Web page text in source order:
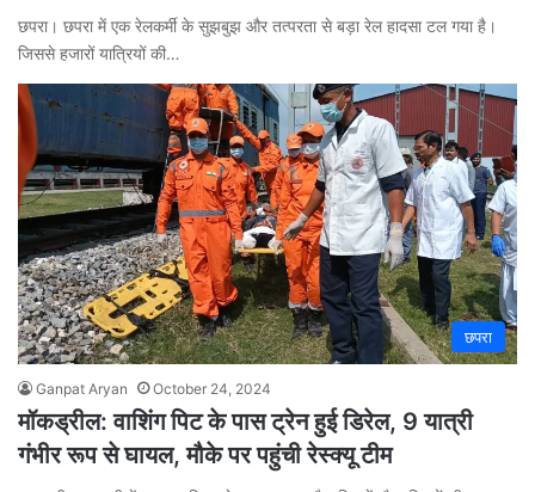
छपरा। छपरा में एक रेलकर्मी के सुझबुझ और तत्परता से बड़ा रेल हादसा टल गया है।
जिससे हजारों यात्रियों की…
छपरा
Ganpat Aryan October 24, 2024
मॉकड्रील: वाशिंग पिट के पास ट्रेन हुई डिरेल, 9 यात्री
गंभीर रूप से घायल, मौके पर पहुंची रेस्क्यू टीम